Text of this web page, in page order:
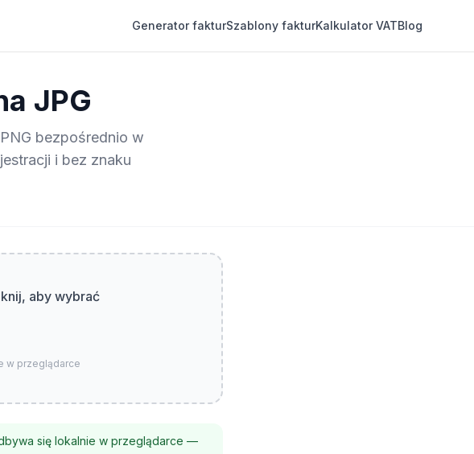
Generator fakturSzablony fakturKalkulator VATBlog
JPG
bezpośrednio w
i bez znaku
aby wybrać
w przeglądarce
się lokalnie w przeglądarce —